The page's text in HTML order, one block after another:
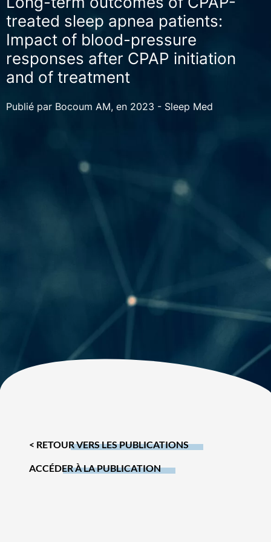
treated sleep apnea patients:
Impact of blood-pressure
responses after CPAP initiation
and of treatment
Publié par Bocoum AM, en 2023 - Sleep Med
< RETOUR VERS LES PUBLICATIONS
ACCÉDER À LA PUBLICATION